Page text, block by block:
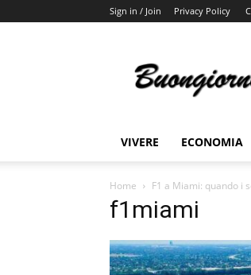
Sign in / Join Privacy Policy
VIVERE ECONOMIA
Home F1 a Miami: quando i
f1miami